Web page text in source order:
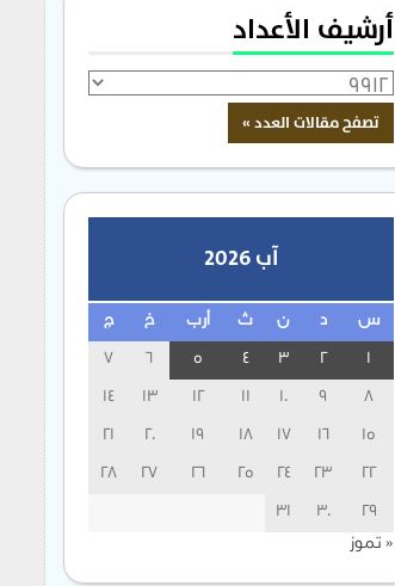
أرشيف الأعداد
آب 2026
س د ن ث أرب خ ج
1
2
3
4
5
6
7
8
9
10
11
12
13
14
15
16
17
18
19
20
21
22
23
24
25
26
27
28
29
30
31
« تموز